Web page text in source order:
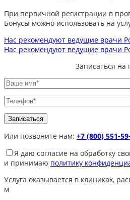
При первичной регистрации в
Бонусы можно использовать на
Нас рекомендуют ведущие врачи
Нас рекомендуют ведущие врачи
Записаться на
Или позвоните нам: +7 (800) 551-
Я даю согласие на обработку
и принимаю политику
Услуга оказывается в клиниках,
м